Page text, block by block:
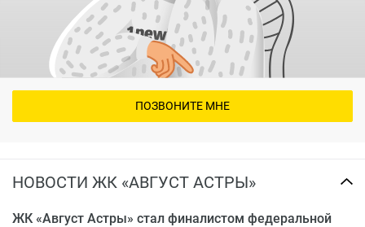
НОВОСТИ ЖК «АВГУСТ АСТРЫ»
ЖК «Август Астры» стал финалистом федеральной
ПОЗВОНИТЕ МНЕ